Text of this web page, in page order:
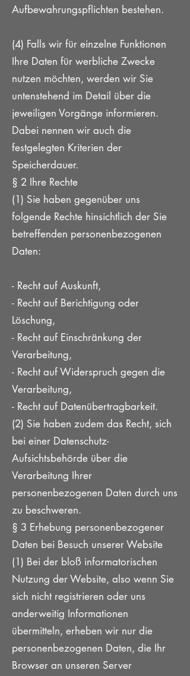
Aufbewahrungspflichten bestehen.
(4) Falls wir für einzelne Funktionen
Ihre Daten für werbliche Zwecke
nutzen möchten, werden wir Sie
untenstehend im Detail über die
jeweiligen Vorgänge informieren.
Dabei nennen wir auch die
festgelegten Kriterien der
Speicherdauer.
§ 2 Ihre Rechte
(1) Sie haben gegenüber uns
folgende Rechte hinsichtlich der Sie
betreffenden personenbezogenen
Daten:
- Recht auf Auskunft,
- Recht auf Berichtigung oder
Löschung,
- Recht auf Einschränkung der
Verarbeitung,
- Recht auf Widerspruch gegen die
Verarbeitung,
- Recht auf Datenübertragbarkeit.
(2) Sie haben zudem das Recht, sich
bei einer Datenschutz-
Aufsichtsbehörde über die
Verarbeitung Ihrer
personenbezogenen Daten durch uns
zu beschweren.
§ 3 Erhebung personenbezogener
Daten bei Besuch unserer Website
(1) Bei der bloß informatorischen
Nutzung der Website, also wenn Sie
sich nicht registrieren oder uns
anderweitig Informationen
übermitteln, erheben wir nur die
personenbezogenen Daten, die Ihr
Browser an unseren Server